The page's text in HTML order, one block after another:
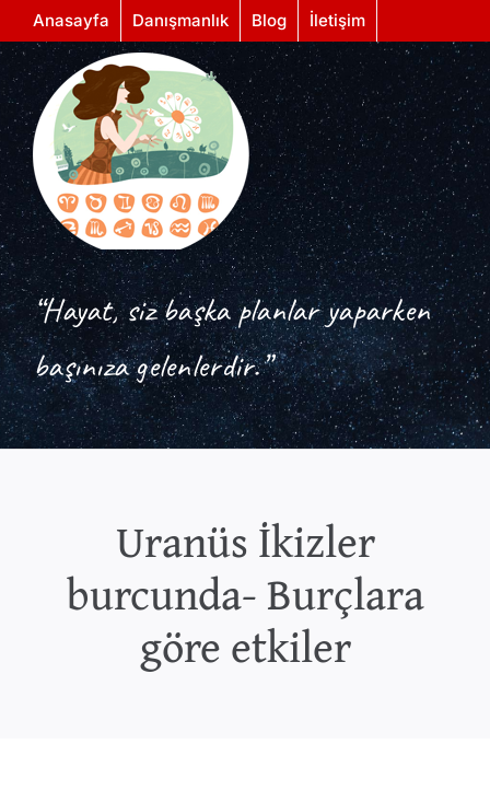
Skip
to
content
Anasayfa Danışmanlık Blog İletişim
“Hayat, siz başka planlar yaparken
başınıza gelenlerdir.”
Uranüs İkizler
burcunda- Burçlara
göre etkiler